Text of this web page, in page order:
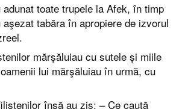
toate trupele la Afek, în timp
tabăra în apropiere de izvorul
mărşăluiau cu sutele şi miile
lui mărşăluiau în urmă, cu
însă au zis: – Ce caută